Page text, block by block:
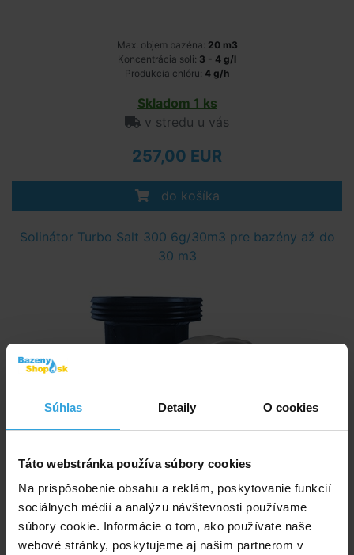
Súhlas Detaily O cookies
Táto webstránka používa súbory cookies
Na prispôsobenie obsahu a reklám, poskytovanie funkcií
sociálnych médií a analýzu návštevnosti používame
súbory cookie. Informácie o tom, ako používate naše
webové stránky, poskytujeme aj našim partnerom v
Max. objem bazéna: 20 m3
Koncentrácia soli: 3 - 4 g/l
Produkcia chlóru: 4 g/h
Skladom 1 ks
v stredu u vás
257,00 EUR
do košíka
Solinátor Turbo Salt 300 6g/30m3 pre bazény až do
30 m3